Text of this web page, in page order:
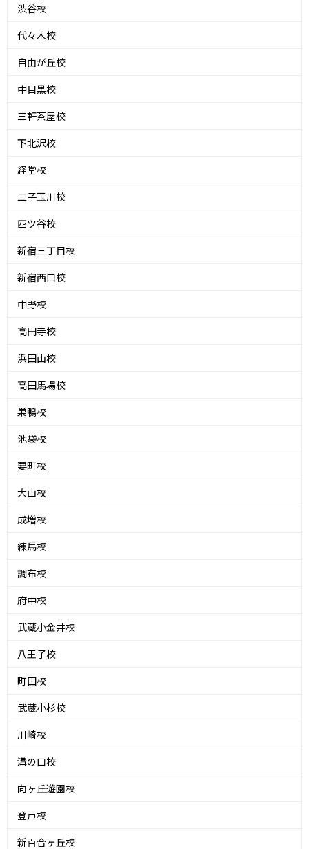
渋谷校
代々木校
自由が丘校
中目黒校
三軒茶屋校
下北沢校
経堂校
二子玉川校
四ツ谷校
新宿三丁目校
新宿西口校
中野校
高円寺校
浜田山校
高田馬場校
巣鴨校
池袋校
要町校
大山校
成増校
練馬校
調布校
府中校
武蔵小金井校
八王子校
町田校
武蔵小杉校
川崎校
溝の口校
向ヶ丘遊園校
登戸校
新百合ヶ丘校